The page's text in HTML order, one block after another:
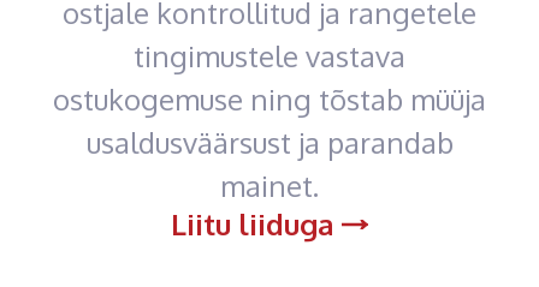
ostjale kontrollitud ja rangetele
tingimustele vastava
ostukogemuse ning tõstab müüja
usaldusväärsust ja parandab
mainet.
Liitu liiduga